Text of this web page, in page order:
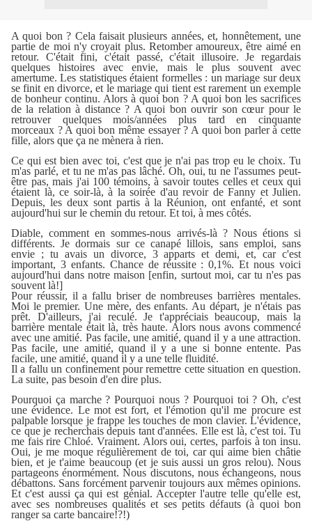
A quoi bon ? Cela faisait plusieurs années, et, honnêtement, une
partie de moi n'y croyait plus. Retomber amoureux, être aimé en
retour. C'était fini, c'était passé, c'était illusoire. Je regardais
quelques histoires avec envie, mais le plus souvent avec
amertume. Les statistiques étaient formelles : un mariage sur deux
se finit en divorce, et le mariage qui tient est rarement un exemple
de bonheur continu. Alors à quoi bon ? A quoi bon les sacrifices
de la relation à distance ? A quoi bon ouvrir son cœur pour le
retrouver quelques mois/années plus tard en cinquante
morceaux ? A quoi bon même essayer ? A quoi bon parler à cette
fille, alors que ça ne mènera à rien.
Ce qui est bien avec toi, c'est que je n'ai pas trop eu le choix. Tu
m'as parlé, et tu ne m'as pas lâché. Oh, oui, tu ne l'assumes peut-
être pas, mais j'ai 100 témoins, à savoir toutes celles et ceux qui
étaient là, ce soir-là, à la soirée d'au revoir de Fanny et Julien.
Depuis, les deux sont partis à la Réunion, ont enfanté, et sont
aujourd'hui sur le chemin du retour. Et toi, à mes côtés.
Diable, comment en sommes-nous arrivés-là ? Nous étions si
différents. Je dormais sur ce canapé lillois, sans emploi, sans
envie ; tu avais un divorce, 3 apparts et demi, et, car c'est
important, 3 enfants. Chance de réussite : 0,1%. Et nous voici
aujourd'hui dans notre maison [enfin, surtout moi, car tu n'es pas
souvent là!]
Pour réussir, il a fallu briser de nombreuses barrières mentales.
Moi le premier. Une mère, des enfants. Au départ, je n'étais pas
prêt. D'ailleurs, j'ai reculé. Je t'appréciais beaucoup, mais la
barrière mentale était là, très haute. Alors nous avons commencé
avec une amitié. Pas facile, une amitié, quand il y a une attraction.
Pas facile, une amitié, quand il y a une si bonne entente. Pas
facile, une amitié, quand il y a une telle fluidité.
Il a fallu un confinement pour remettre cette situation en question.
La suite, pas besoin d'en dire plus.
Pourquoi ça marche ? Pourquoi nous ? Pourquoi toi ? Oh, c'est
une évidence. Le mot est fort, et l'émotion qu'il me procure est
palpable lorsque je frappe les touches de mon clavier. L'évidence,
ce que je recherchais depuis tant d'années. Elle est là, c'est toi. Tu
me fais rire Chloé. Vraiment. Alors oui, certes, parfois à ton insu.
Oui, je me moque régulièrement de toi, car qui aime bien châtie
bien, et je t'aime beaucoup (et je suis aussi un gros relou). Nous
partageons énormément. Nous discutons, nous échangeons, nous
débattons. Sans forcément parvenir toujours aux mêmes opinions.
Et c'est aussi ça qui est génial. Accepter l'autre telle qu'elle est,
avec ses nombreuses qualités et ses petits défauts (à quoi bon
ranger sa carte bancaire!?!)